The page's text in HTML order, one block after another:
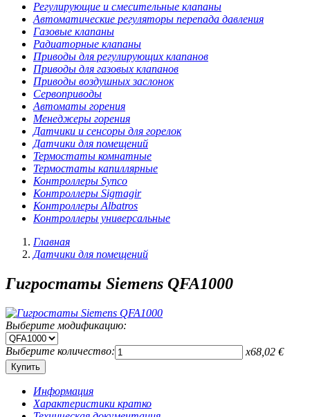
Регулирующие и смесительные клапаны
Автоматические регуляторы перепада давления
Газовые клапаны
Радиаторные клапаны
Приводы для регулирующих клапанов
Приводы для газовых клапанов
Приводы воздушных заслонок
Сервоприводы
Автоматы горения
Менеджеры горения
Датчики и сенсоры для горелок
Датчики для помещений
Термостаты комнатные
Термостаты капиллярные
Контроллеры Synco
Контроллеры Sigmagir
Контроллеры Albatros
Контроллеры универсальные
Главная
Датчики для помещений
Гигростаты Siemens QFA1000
Выберите модификацию:
Выберите количество: x68,02 €
Информация
Характеристики кратко